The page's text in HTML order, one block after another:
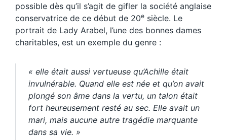
possible dès qu’il s’agit de gifler la société anglaise
conservatrice de ce début de 20e siècle. Le
portrait de Lady Arabel, l’une des bonnes dames
charitables, est un exemple du genre :
« elle était aussi vertueuse qu’Achille était
invulnérable. Quand elle est née et qu’on avait
plongé son âme dans la vertu, un talon était
fort heureusement resté au sec. Elle avait un
mari, mais aucune autre tragédie marquante
dans sa vie. »